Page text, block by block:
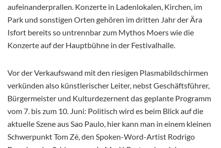
aufeinanderprallen. Konzerte in Ladenlokalen, Kirchen, im
Park und sonstigen Orten gehören im dritten Jahr der Ära
Isfort bereits so untrennbar zum Mythos Moers wie die
Konzerte auf der Hauptbühne in der Festivalhalle.
Vor der Verkaufswand mit den riesigen Plasmabildschirmen
verkünden also künstlerischer Leiter, nebst Geschäftsführer,
Bürgermeister und Kulturdezernent das geplante Programm
vom 7. bis zum 10. Juni: Politisch wird es beim Blick auf die
aktuelle Szene aus Sao Paulo, hier kann man in einem kleinen
Schwerpunkt Tom Zé, den Spoken-Word-Artist Rodrigo